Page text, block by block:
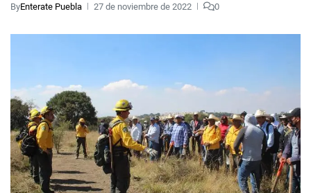
ByEnterate Puebla 27 de noviembre de 2022 0